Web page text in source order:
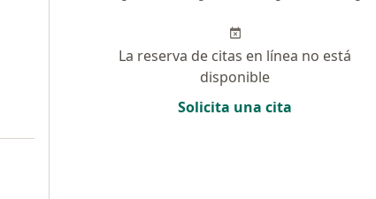
La reserva de citas en línea no está
disponible
Solicita una cita